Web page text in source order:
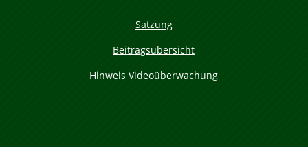
Satzung
Beitragsübersicht
Hinweis Videoüberwachung